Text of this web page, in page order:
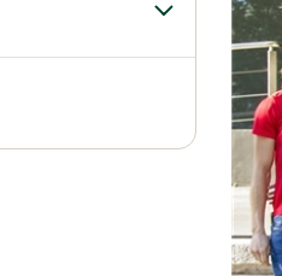
Alternar el